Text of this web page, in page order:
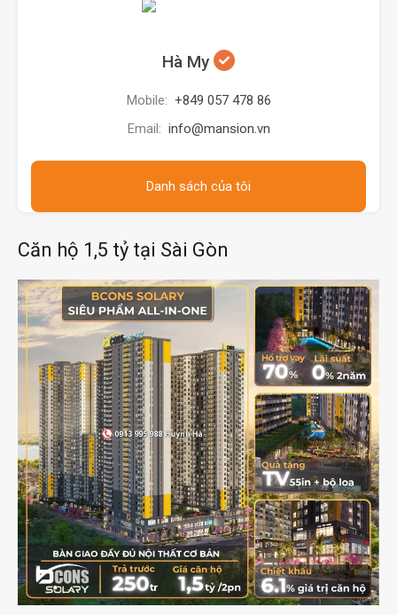
Hà My
Mobile: +849 057 478 86
Email: info@mansion.vn
Danh sách của tôi
Căn hộ 1,5 tỷ tại Sài Gòn